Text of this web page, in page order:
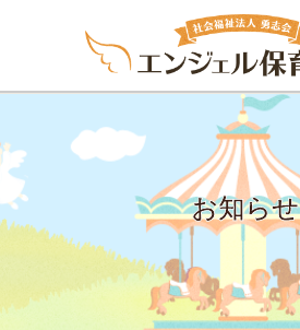
お知らせ